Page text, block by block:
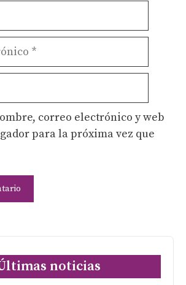
correo electrónico y web
para la próxima vez que
noticias